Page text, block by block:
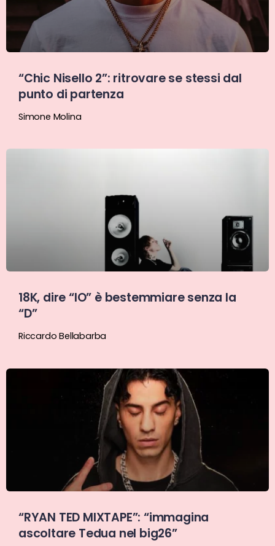
“Chic Nisello 2”: ritrovare se stessi dal
punto di partenza
Simone Molina
18K, dire “IO” è bestemmiare senza la
“D”
Riccardo Bellabarba
“RYAN TED MIXTAPE”: “immagina
ascoltare Tedua nel big26”